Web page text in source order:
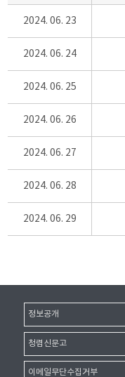
2024. 06. 23
2024. 06. 24
2024. 06. 25
2024. 06. 26
2024. 06. 27
2024. 06. 28
2024. 06. 29
정보공개
청렴신문고
이메일무단수집거부